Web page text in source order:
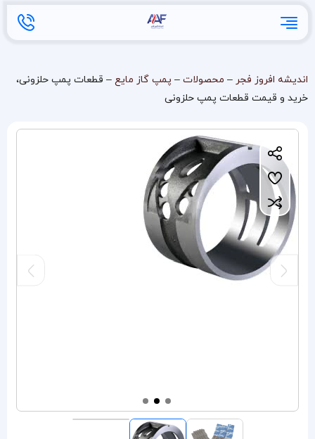
اندیشه افروز فجر – محصولات – پمپ گاز مایع – قطعات پمپ حلزونی،
خرید و قیمت قطعات پمپ حلزونی